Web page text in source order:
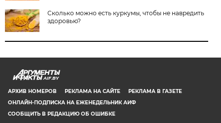
Сколько можно есть куркумы, чтобы не навредить
здоровью?
AIF.BY
АРХИВ НОМЕРОВ РЕКЛАМА НА САЙТЕ
РЕКЛАМА В ГАЗЕТЕ
ОНЛАЙН-ПОДПИСКА НА ЕЖЕНЕДЕЛЬНИК АИФ
СООБЩИТЬ В РЕДАКЦИЮ ОБ ОШИБКЕ